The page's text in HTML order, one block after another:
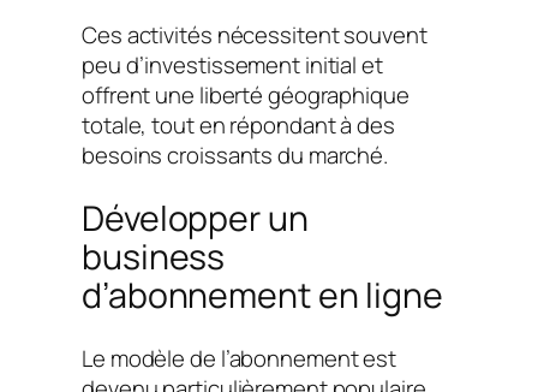
Ces activités nécessitent souvent
peu d’investissement initial et
offrent une liberté géographique
totale, tout en répondant à des
besoins croissants du marché.
Développer un
business
d’abonnement en ligne
Le modèle de l’abonnement est